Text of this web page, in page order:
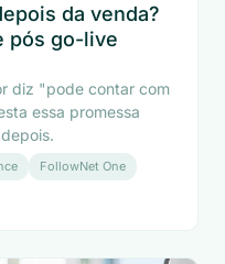
da venda?
pós go-live
diz "pode contar com
essa promessa
FollowNet One